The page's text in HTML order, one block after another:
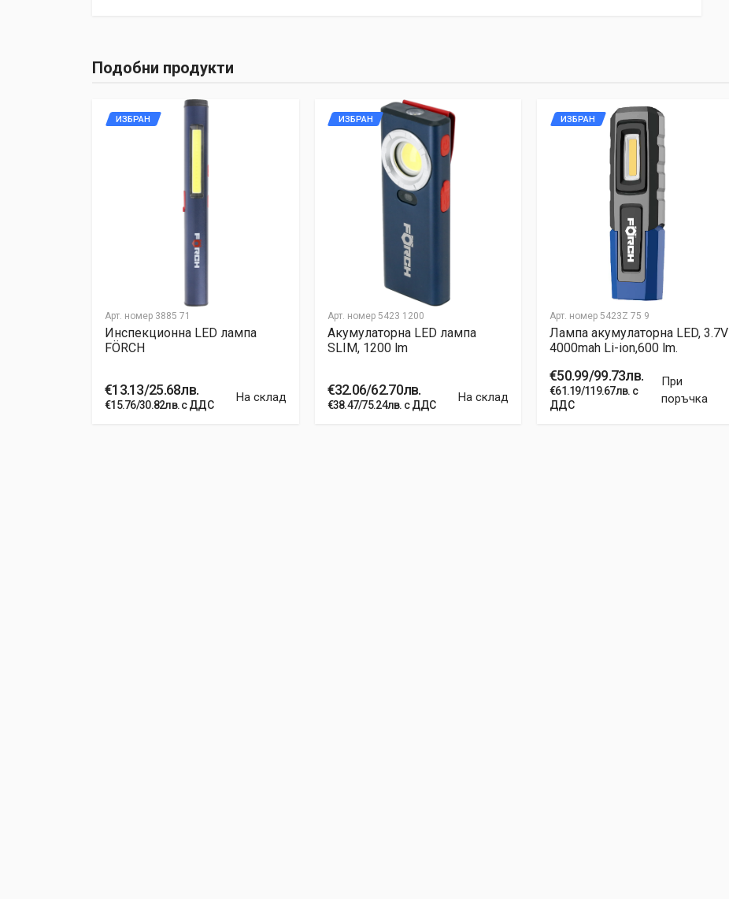
Подобни продукти
Арт. номер 3885 71
ИЗБРАН
Инспекционна LED лампа
FÖRCH
€13.13/25.68лв.
€15.76/30.82лв. с ДДС
На склад
Арт. номер5423 1200
ИЗБРАН
Акумулаторна LED лампа
SLIM, 1200 lm
€32.06/62.70лв.
€38.47/75.24лв. с ДДС
На склад
Арт. номер 5423Z 75 9
ИЗБРАН
Лампа акумулаторна LED, 3.7V
4000mah Li-ion,600 lm.
€50.99/99.73лв.
€61.19/119.67лв. с
ДДС
При
поръчка